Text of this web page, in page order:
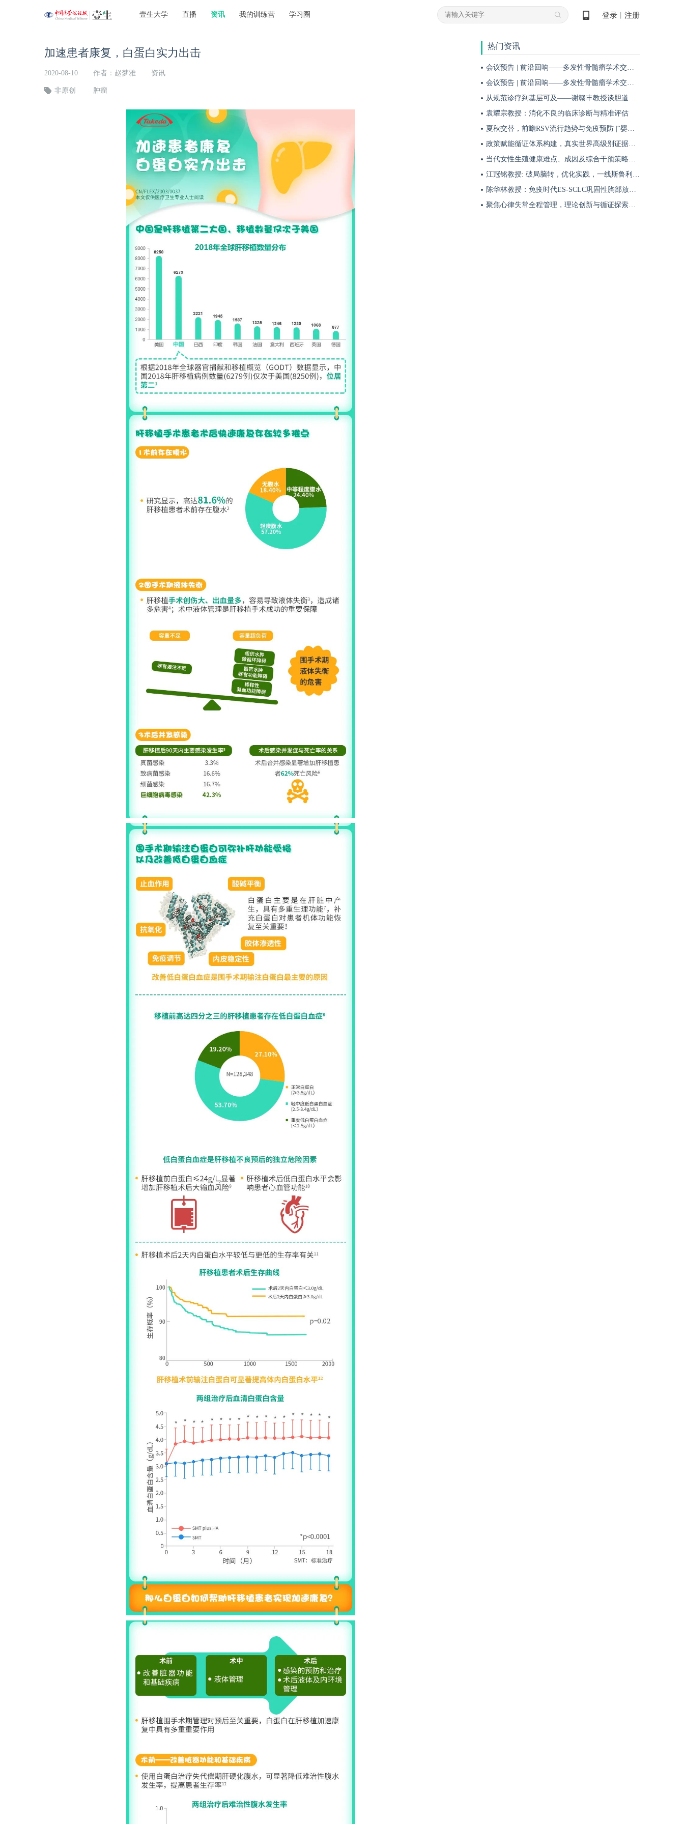
壹生大学 直播 资讯 我的训练营 学习圈 登录 注册
加速患者康复，白蛋白实力出击
2020-08-10 作者：赵梦雅 资讯
非原创 肿瘤
热门资讯
会议预告 | 前沿回响——多发性骨髓瘤学术交流会第十九期即将启幕！
会议预告 | 前沿回响——多发性骨髓瘤学术交流会第十八期即将启幕！
从规范诊疗到基层可及——谢赣丰教授谈胆道肿瘤防治的本土化实践之路
袁耀宗教授：消化不良的临床诊断与精准评估
夏秋交替，前瞻RSV流行趋势与免疫预防 |“婴儿RSV预防圆桌派”专题访谈
政策赋能循证体系构建，真实世界高级别证据夯实斯鲁利单抗一线治疗广泛期小细胞肺癌临床地位
当代女性生殖健康难点、成因及综合干预策略——魏晗
江冠铭教授: 破局脑转，优化实践，一线斯鲁利单抗联合化疗为小细胞肺癌脑转移患者带来颅内与全身双重获益
陈华林教授：免疫时代ES-SCLC巩固性胸部放疗再添真实世界循证依据——cTRT可独立改善患者生存获益
聚焦心律失常全程管理，理论创新与循证探索共筑诊疗新格局